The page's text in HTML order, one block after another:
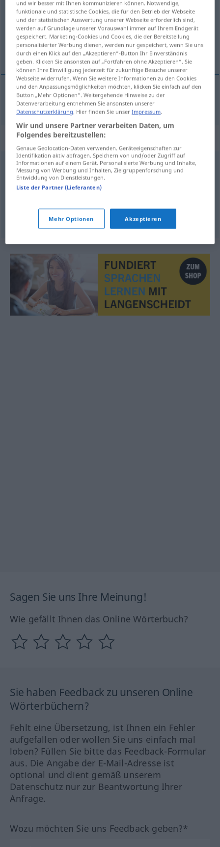
Übersicht aller Übersetzungen
(Für mehr Details die Übersetzung anklicken/antippen)
akılda kolay kalan
akıldakolaykalan eingängigMelodie
Synonyme für "eingängig"
fassbar,klar,ersichtlich,begreiflich,einsichtig,
glaubhaft,einleuchtend,überzeugend
© OpenThesaurus.de
Sagen Sie uns Ihre Meinung!
Wie gefällt Ihnen das Online Wörterbuch?
Sie haben Feedback zu unseren Online
Wörterbüchern?
Fehlt eine Übersetzung, ist Ihnen ein Fehler
aufgefallen oder wollen Sie uns einfach mal
loben? Füllen Sie bitte das Feedback-Formular
aus. Die Angabe der E-Mail-Adresse ist
optional und dient gemäß unserem
Datenschutz nur zur Beantwortung Ihrer
Anfrage.
Wozu möchten Sie uns Feedback geben?*
und wir besser mit Ihnen kommunizieren können. Notwendige,
funktionale und statistische Cookies, die für den Betrieb der Webseite
und der statistischen Auswertung unserer Webseite erforderlich sind,
werden auf Grundlage unserer Vorauswahl immer auf Ihrem Endgerät
gespeichert. Marketing-Cookies und Cookies, die der Bereitstellung
personalisierter Werbung dienen, werden nur gespeichert, wenn Sie uns
durch einen Klick auf den „Akzeptieren“-Button Ihr Einverständnis
geben. Klicken Sie ansonsten auf „Fortfahren ohne Akzeptieren“. Sie
können Ihre Einwilligung jederzeit für zukünftige Besuche unserer
Webseite widerrufen. Wenn Sie weitere Informationen zu den Cookies
und den Anpassungsmöglichkeiten möchten, klicken Sie einfach auf den
Button „Mehr Optionen“. Weitergehende Hinweise zu der
Datenverarbeitung entnehmen Sie ansonsten unserer
Datenschutzerklärung . Hier finden Sie unserImpressum
Wir und unsere Partner verarbeiten Daten, um
Folgendes bereitzustellen:
Genaue Geolocation-Daten verwenden. Geräteeigenschaften zur
Identifikation aktiv abfragen. Speichern von und/oder Zugriff auf
Informationen auf einem Gerät. Personalisierte Werbung und Inhalte,
Messung von Werbung und Inhalten, Zielgruppenforschung und
Entwicklung von Dienstleistungen.
Liste der Partner (Lieferanten)
Mehr Optionen Akzeptieren